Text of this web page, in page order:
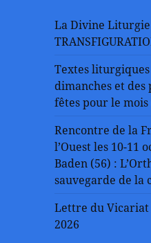
La Divine
Textes liturgiques
dimanches et
fêtes pour le mois
Rencontre de la
l’Ouest les 10-11
Baden (56) :
sauvegarde de la
Lettre du Vicariat
2026